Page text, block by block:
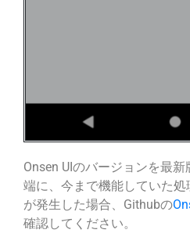
Onsen UIのバージョンを最
端に、今まで機能していた
が発生した場合、Githubの
確認してください。